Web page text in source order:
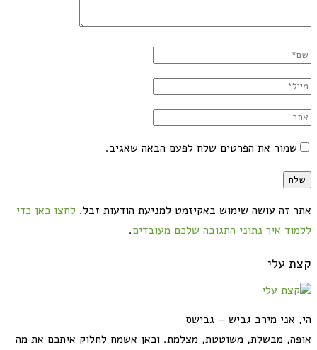
שמור את הפרטים שלח לפעם הבאה שאגיב.
אתר זה עושה שימוש באקיזמט למניעת הודעות זבל. לחצו כאן כדי
ללמוד איך נתוני התגובה שלכם מעובדים.
קצת עלי
הי, אני מירב גביש - גבישס
אופה, מבשלת, משוטטת, מצלמת. וכאן אשמח לחלוק איתכם את מה